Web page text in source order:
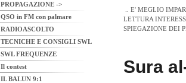
PROPAGAZIONE ->
QSO in FM con palmare
RADIOASCOLTO
TECNICHE E CONSIGLI SWL
SWL FREQUENZE
Il contest
IL BALUN 9:1
.. E' MEGLIO
LETTURA
SPIEGAZIONE DEI
Sura